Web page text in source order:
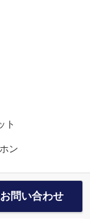
ト
ン
お問い合わせ